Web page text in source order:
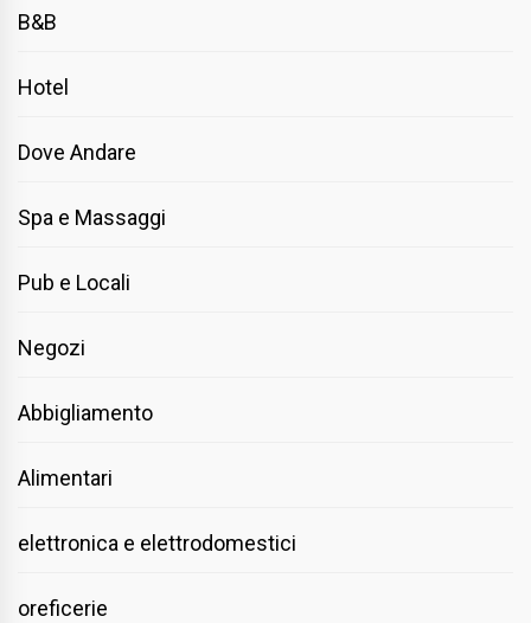
B&B
Hotel
Dove Andare
Spa e Massaggi
Pub e Locali
Negozi
Abbigliamento
Alimentari
elettronica e elettrodomestici
oreficerie